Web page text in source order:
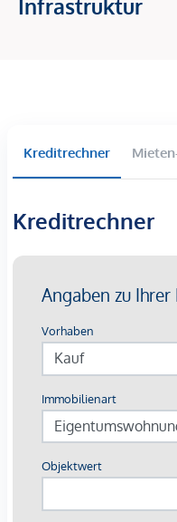
2-4 Zimmer
Die Ausstattung:
außenliegender
bedienbarer
3-Scheiben-
Aluminium-
Walk-In-Duschen
Badewannen, je
Eichenparkett in
Fliesen in Bad, WC
Die Lage:
Infrastruktur
Kreditrechner
Kreditrechner